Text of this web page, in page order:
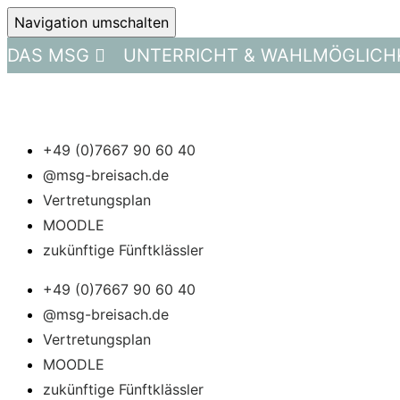
Navigation umschalten
DAS MSG UNTERRICHT &
+49 (0)7667 90 60 40
@msg-breisach.de
Vertretungsplan
MOODLE
zukünftige Fünftklässler
+49 (0)7667 90 60 40
@msg-breisach.de
Vertretungsplan
MOODLE
zukünftige Fünftklässler